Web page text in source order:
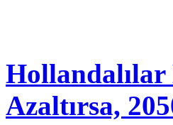
Azaltırsa,